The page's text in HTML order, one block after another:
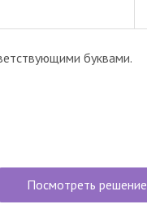
буквами.
Посмотреть решение